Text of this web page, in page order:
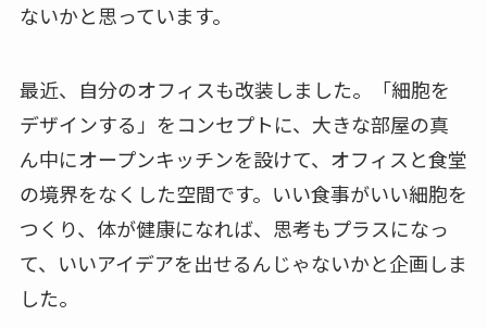
ないかと思っています。
最近、自分のオフィスも改装しました。「細胞を
デザインする」をコンセプトに、大きな部屋の真
ん中にオープンキッチンを設けて、オフィスと食堂
の境界をなくした空間です。いい食事がいい細胞を
つくり、体が健康になれば、思考もプラスになっ
て、いいアイデアを出せるんじゃないかと企画しま
した。